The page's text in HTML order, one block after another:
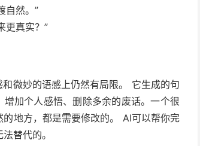
自然。”
更真实？”
微妙的语感上仍然有局限。 它生成的句
加个人感悟、删除多余的废话。一个很
地方，都是需要修改的。 AI可以帮你完
替代的。